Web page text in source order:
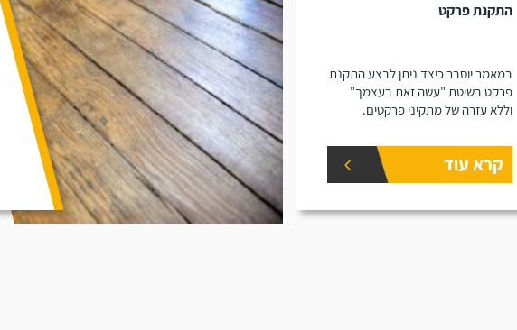
התקנת פרקט
במאמר יוסבר כיצד ניתן לבצע התקנת
פרקט בשיטת "עשה זאת בעצמך"
וללא עזרה של מתקיני פרקטים.
קרא עוד